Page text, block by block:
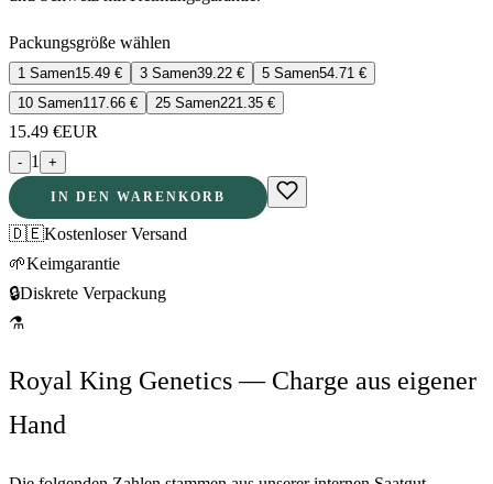
Packungsgröße wählen
1 Samen15.49 € 3 Samen39.22 € 5 Samen54.71 €
10 Samen117.66 € 25 Samen221.35 €
15.49 €EUR
- 1 +
IN DEN WARENKORB
🇩🇪Kostenloser Versand
🌱Keimgarantie
🔒Diskrete Verpackung
⚗
Royal King Genetics — Charge aus eigener
Hand